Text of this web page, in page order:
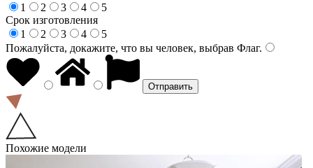
1
2 3 4
5
Срок изготовления
1
2 3 4
5
Пожалуйста, докажите, что вы человек, выбрав Флаг.
Похожие модели